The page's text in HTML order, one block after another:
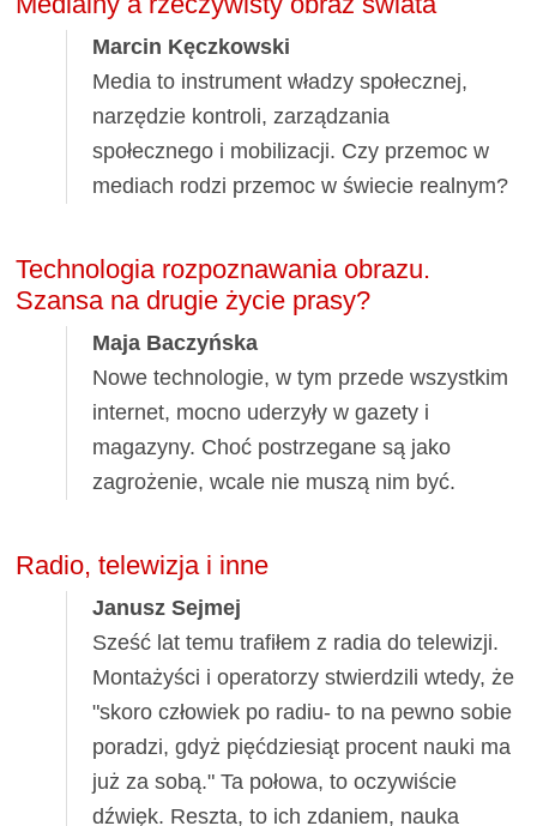
Marcin Kęczkowski
Media to instrument władzy społecznej,
narzędzie kontroli, zarządzania
społecznego i mobilizacji. Czy przemoc w
mediach rodzi przemoc w świecie realnym?
Technologia rozpoznawania obrazu.
Szansa na drugie życie prasy?
Maja Baczyńska
Nowe technologie, w tym przede wszystkim
internet, mocno uderzyły w gazety i
magazyny. Choć postrzegane są jako
zagrożenie, wcale nie muszą nim być.
Radio, telewizja i inne
Janusz Sejmej
Sześć lat temu trafiłem z radia do telewizji.
Montażyści i operatorzy stwierdzili wtedy, że
"skoro człowiek po radiu- to na pewno sobie
poradzi, gdyż pięćdziesiąt procent nauki ma
już za sobą." Ta połowa, to oczywiście
dźwięk. Reszta, to ich zdaniem, nauka